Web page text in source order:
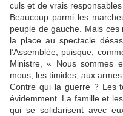
culs et de vrais
Beaucoup parmi les
peuple de gauche. Mais
la place au spectacle
l’Assemblée, puisque,
Ministre, « Nous sommes
mous, les timides, aux armes
Contre qui la guerre ? Les
évidemment. La famille et
qui se solidarisent avec